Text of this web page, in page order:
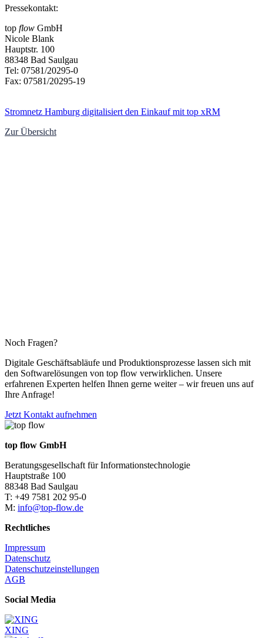
Pressekontakt:
top flow GmbH
Nicole Blank
Hauptstr. 100
88348 Bad Saulgau
Tel: 07581/20295-0
Fax: 07581/20295-19
Stromnetz Hamburg digitalisiert den Einkauf mit top xRM
Zur Übersicht
Noch Fragen?
Digitale Geschäftsabläufe und Produktionsprozesse lassen sich mit
den Softwarelösungen von top flow verwirklichen. Unsere
erfahrenen Experten helfen Ihnen gerne weiter – wir freuen uns auf
Ihre Anfrage!
Jetzt Kontakt aufnehmen
top flow GmbH
Beratungsgesellschaft für Informationstechnologie
Hauptstraße 100
88348 Bad Saulgau
T: +49 7581 202 95-0
M: info@top-flow.de
Rechtliches
Impressum
Datenschutz
Datenschutzeinstellungen
AGB
Social Media
XING